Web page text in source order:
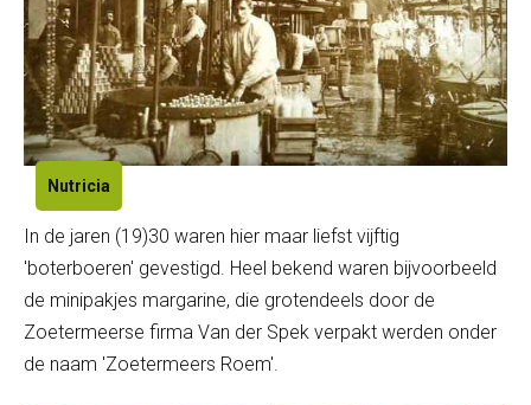
Nutricia
In de jaren (19)30 waren hier maar liefst vijftig
'boterboeren' gevestigd. Heel bekend waren bijvoorbeeld
de minipakjes margarine, die grotendeels door de
Zoetermeerse firma Van der Spek verpakt werden onder
de naam 'Zoetermeers Roem'.